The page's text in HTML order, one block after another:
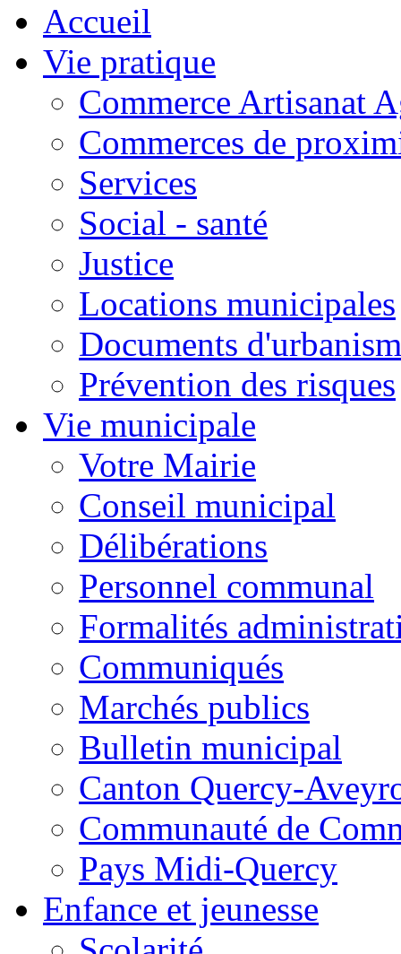
Accueil
Vie pratique
Commerce Artisanat
Commerces de
Services
Social - santé
Justice
Locations municipales
Documents
Prévention des risques
Vie municipale
Votre Mairie
Conseil municipal
Délibérations
Personnel communal
Formalités
Communiqués
Marchés publics
Bulletin municipal
Canton Quercy-
Communauté de
Pays Midi-Quercy
Enfance et jeunesse